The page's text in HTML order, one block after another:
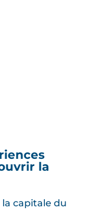
la
capitale du